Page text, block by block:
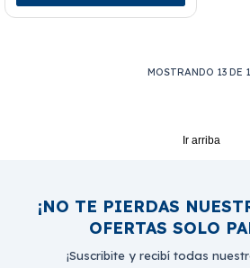
MOSTRANDO 13 DE
Ir arriba
¡NO TE PIERDAS
OFERTAS SOLO
¡Suscribite y recibí todas